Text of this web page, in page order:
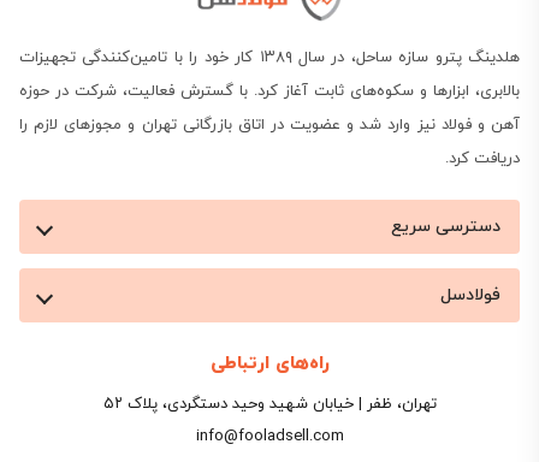
هلدینگ پترو سازه ساحل، در سال ۱۳۸۹ کار خود را با تامین‌کنندگی تجهیزات
بالابری، ابزارها و سکوه‌های ثابت آغاز کرد. با گسترش فعالیت، شرکت در حوزه
آهن و فولاد نیز وارد شد و عضویت در اتاق بازرگانی تهران و مجوزهای لازم را
دریافت کرد.
دسترسی سریع
فولادسل
راه‌های ارتباطی
تهران، ظفر | خیابان شهید وحید دستگردی، پلاک ۵۲
info@fooladsell.com